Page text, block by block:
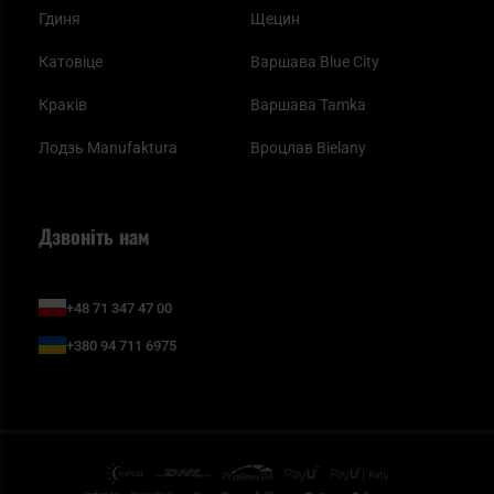
Гдиня
Катовіце
Краків
Лодзь Manufaktura
Щецин
Варшава Blue City
Варшава Tamka
Вроцлав Bielany
Дзвоніть нам
+48 71 347 47 00
+380 94 711 6975